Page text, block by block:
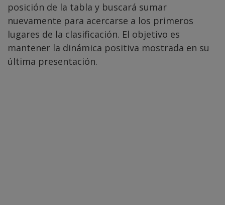
posición de la tabla y buscará sumar
nuevamente para acercarse a los primeros
lugares de la clasificación. El objetivo es
mantener la dinámica positiva mostrada en su
última presentación.